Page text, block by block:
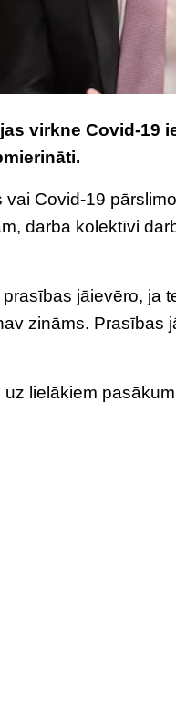
virkne Covid-19
Covid-19
darba kolektīvi
jāievēro, ja
zināms. Prasības
lielākiem